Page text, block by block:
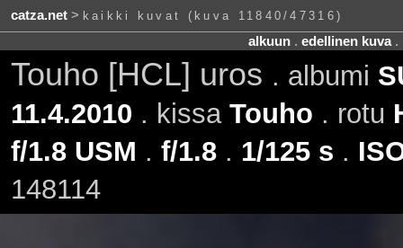
catza.net> kaikki kuvat (kuva 11840/47316)
alkuun. edellinen kuva.
Touho [HCL] uros . albumi
11.4.2010 . kissa Touho . rotu
f/1.8 USM . f/1.8. 1/125 s .
148114